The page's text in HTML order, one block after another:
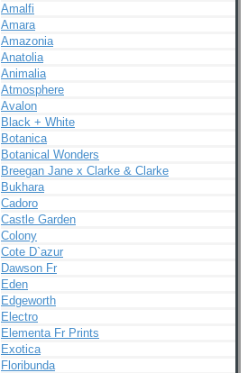
Amalfi
Amara
Amazonia
Anatolia
Animalia
Atmosphere
Avalon
Black + White
Botanica
Botanical Wonders
Breegan Jane x Clarke & Clarke
Bukhara
Cadoro
Castle Garden
Colony
Cote D`azur
Dawson Fr
Eden
Edgeworth
Electro
Elementa Fr Prints
Exotica
Floribunda